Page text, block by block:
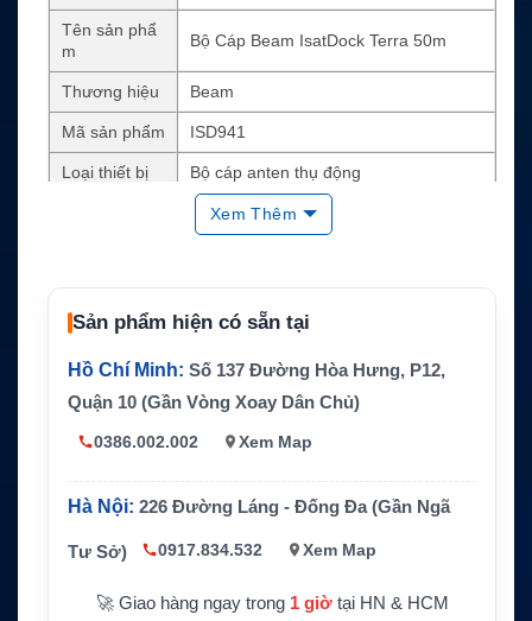
Tên sản phẩ
m
Bộ Cáp Beam IsatDock Terra 50m
Thương hiệu Beam
Mã sản phẩm ISD941
Loại thiết bị Bộ cáp anten thụ động
50m/164ft
thích
s
g
ISD700 Passive Antenna
Lắp đặt cố định cho hệ thống liên lạc vệ
tinh Inmarsat
Xem Thêm
Sản phẩm hiện có sẵn tại
Hồ Chí Minh: Số 137 Đường Hòa Hưng, P12,
Quận 10 (Gần Vòng Xoay Dân Chủ)
0386.002.002 Xem Map
Hà Nội: 226 Đường Láng - Đống Đa (Gần Ngã
Tư Sở) 0917.834.532 Xem Map
🚀 Giao hàng ngay trong 1 giờtại HN & HCM